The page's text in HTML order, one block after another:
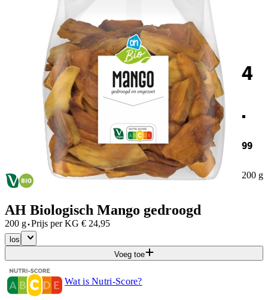
4
.
99
200 g
AH Biologisch Mango gedroogd
200 g·Prijs per KG € 24,95
los
Voeg toe
Wat is Nutri-Score?